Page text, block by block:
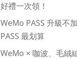
好禮一次領！
WeMo PASS 升級不
PASS 最划算
WeMo × 咖波、毛絨